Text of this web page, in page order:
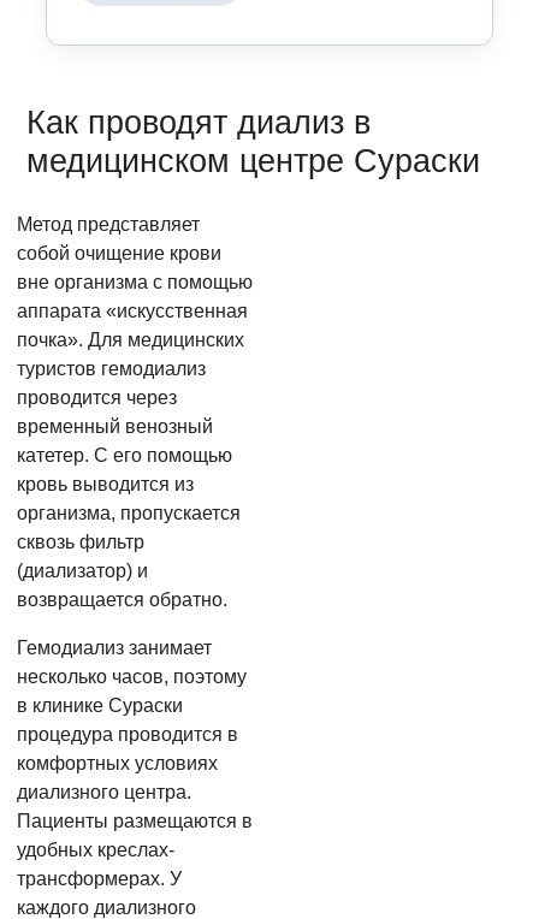
Как проводят диализ в
медицинском центре Сураски
Метод представляет
собой очищение крови
вне организма с помощью
аппарата «искусственная
почка». Для медицинских
туристов гемодиализ
проводится через
временный венозный
катетер. С его помощью
кровь выводится из
организма, пропускается
сквозь фильтр
(диализатор) и
возвращается обратно.
Гемодиализ занимает
несколько часов, поэтому
в клинике Сураски
процедура проводится в
комфортных условиях
диализного центра.
Пациенты размещаются в
удобных креслах-
трансформерах. У
каждого диализного